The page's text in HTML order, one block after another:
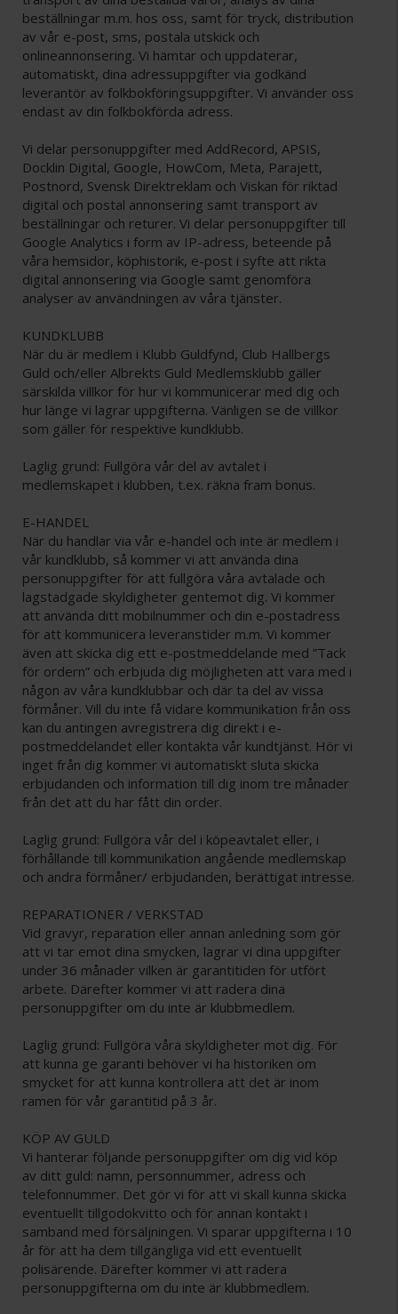
beställningar m.m. hos oss, samt för tryck, distribution
av vår e-post, sms, postala utskick och
onlineannonsering. Vi hämtar och uppdaterar,
automatiskt, dina adressuppgifter via godkänd
leverantör av folkbokföringsuppgifter. Vi använder oss
endast av din folkbokförda adress.
Vi delar personuppgifter med AddRecord, APSIS,
Docklin Digital, Google, HowCom, Meta, Parajett,
Postnord, Svensk Direktreklam och Viskan för riktad
digital och postal annonsering samt transport av
beställningar och returer. Vi delar personuppgifter till
Google Analytics i form av IP-adress, beteende på
våra hemsidor, köphistorik, e-post i syfte att rikta
digital annonsering via Google samt genomföra
analyser av användningen av våra tjänster.
KUNDKLUBB
När du är medlem i Klubb Guldfynd, Club Hallbergs
Guld och/eller Albrekts Guld Medlemsklubb gäller
särskilda villkor för hur vi kommunicerar med dig och
hur länge vi lagrar uppgifterna. Vänligen se de villkor
som gäller för respektive kundklubb.
Laglig grund: Fullgöra vår del av avtalet i
medlemskapet i klubben, t.ex. räkna fram bonus.
E-HANDEL
När du handlar via vår e-handel och inte är medlem i
vår kundklubb, så kommer vi att använda dina
personuppgifter för att fullgöra våra avtalade och
lagstadgade skyldigheter gentemot dig. Vi kommer
att använda ditt mobilnummer och din e-postadress
för att kommunicera leveranstider m.m. Vi kommer
även att skicka dig ett e-postmeddelande med ”Tack
för ordern” och erbjuda dig möjligheten att vara med i
någon av våra kundklubbar och där ta del av vissa
förmåner. Vill du inte få vidare kommunikation från oss
kan du antingen avregistrera dig direkt i e-
postmeddelandet eller kontakta vår kundtjänst. Hör vi
inget från dig kommer vi automatiskt sluta skicka
erbjudanden och information till dig inom tre månader
från det att du har fått din order.
Laglig grund: Fullgöra vår del i köpeavtalet eller, i
förhållande till kommunikation angående medlemskap
och andra förmåner/ erbjudanden, berättigat intresse.
REPARATIONER / VERKSTAD
Vid gravyr, reparation eller annan anledning som gör
att vi tar emot dina smycken, lagrar vi dina uppgifter
under 36 månader vilken är garantitiden för utfört
arbete. Därefter kommer vi att radera dina
personuppgifter om du inte är klubbmedlem.
Laglig grund: Fullgöra våra skyldigheter mot dig. För
att kunna ge garanti behöver vi ha historiken om
smycket för att kunna kontrollera att det är inom
ramen för vår garantitid på 3 år.
KÖP AV GULD
Vi hanterar följande personuppgifter om dig vid köp
av ditt guld: namn, personnummer, adress och
telefonnummer. Det gör vi för att vi skall kunna skicka
eventuellt tillgodokvitto och för annan kontakt i
samband med försäljningen. Vi sparar uppgifterna i 10
år för att ha dem tillgängliga vid ett eventuellt
polisärende. Därefter kommer vi att radera
personuppgifterna om du inte är klubbmedlem.